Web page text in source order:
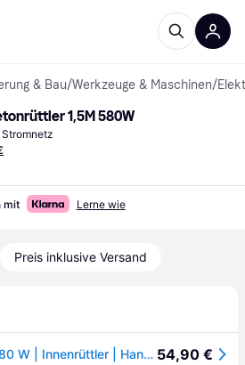
& Bau/Werkzeuge & Maschinen/
1,5M 580W
mit Lerne wie
Preis inklusive Versand
Arebos Betonrüttler | 580 W | Innenrüttler | Handrüttler | Rüttelflasche | Flaschenrüttler | 1,5 m Kabel | Elektrisch | flexible Welle | Dauerbetrieb 54,90 €